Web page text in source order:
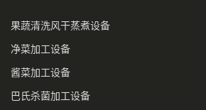
果蔬清洗风干蒸煮设备
净菜加工设备
酱菜加工设备
巴氏杀菌加工设备